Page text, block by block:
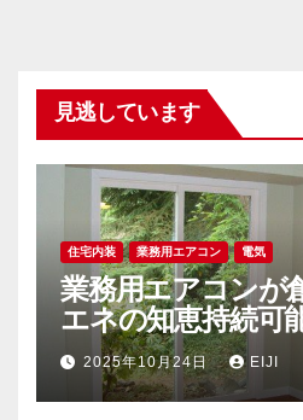
見逃しています
住宅内装 業務用エアコン 電気
業務用エアコンが
エネの知恵持続可
戦略
2025年10月24日 EIJI